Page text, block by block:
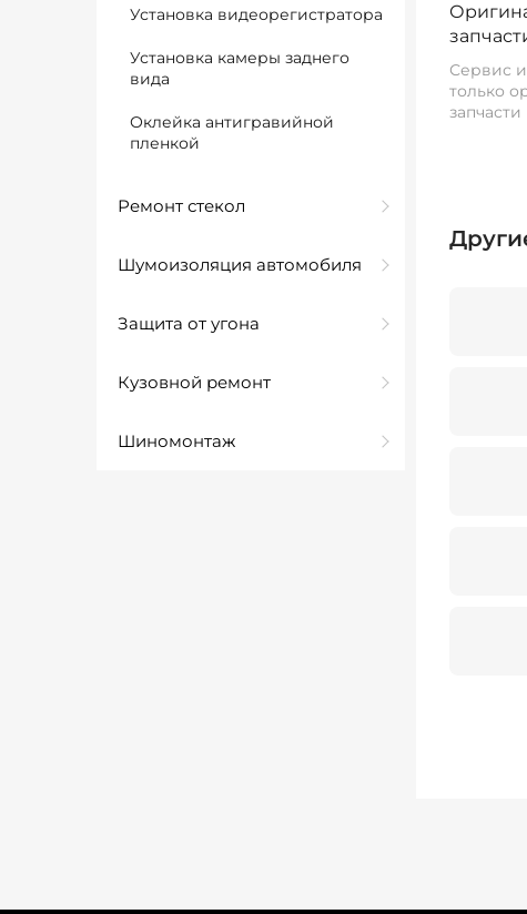
Установка видеорегистратора
Установка камеры заднего
вида
Оклейка антигравийной
пленкой
Ремонт стекол
Шумоизоляция автомобиля
Защита от угона
Кузовной ремонт
Шиномонтаж
Сервис
только
запчасти